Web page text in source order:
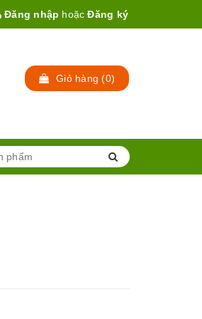
Đăng nhập hoặc Đăng ký
Giỏ hàng (0)